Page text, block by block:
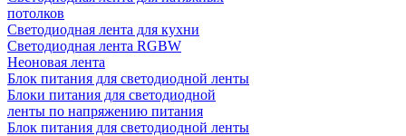
потолков
Светодиодная лента для кухни
Светодиодная лента RGBW
Неоновая лента
Блок питания для светодиодной ленты
Блоки питания для светодиодной
ленты по напряжению питания
Блок питания для светодиодной ленты